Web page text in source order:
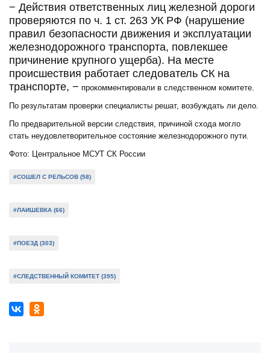
− Действия ответственных лиц железной дороги
проверяются по ч. 1 ст. 263 УК РФ (нарушение
правил безопасности движения и эксплуатации
железнодорожного транспорта, повлекшее
причинение крупного ущерба). На месте
происшествия работает следователь СК на
транспорте, − прокомментировали в следственном комитете.
По результатам проверки специалисты решат, возбуждать ли дело.
По предварительной версии следствия, причиной схода могло
стать неудовлетворительное состояние железнодорожного пути.
Фото: Центральное МСУТ СК России
#СОШЕЛ С РЕЛЬСОВ (58)
#ЛАИШЕВКА (66)
#ПОЕЗД (303)
#СЛЕДСТВЕННЫЙ КОМИТЕТ (395)